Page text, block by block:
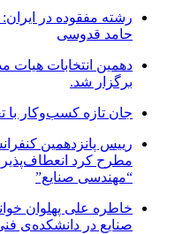
رشته مفقوده در
حامد قدوسی
دهمین انتخابات هیات
برگزار شد.
جان تازه کسب‌وکار با
رییس پانزدهمین
مطرح کرد
“مهندسی صنایع”
خاطره علی پهلوان
صنایع در دانشکده‌ی